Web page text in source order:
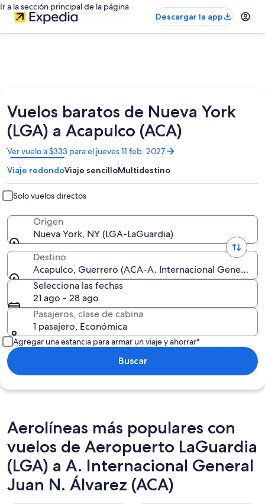
Ir a la sección principal de la página
Descargar la app
Vuelos baratos de Nueva York
(LGA) a Acapulco (ACA)
Ver vuelo a $333 para el jueves 11 feb. 2027
Se
abrirá
en
una
nueva
ventana
Viaje redondoViaje sencilloMultidestino
Solo vuelos directos
Origen
Nueva York, NY (LGA-LaGuardia)
Destino
Acapulco, Guerrero (ACA-A. Internacional General
Selecciona las fechas
21 ago - 28 ago
Pasajeros, clase de cabina
1 pasajero, Económica
Agregar una estancia para armar un viaje y ahorrar*
Buscar
Aerolíneas más populares con
vuelos de Aeropuerto LaGuardia
(LGA) a A. Internacional General
Juan N. Álvarez (ACA)